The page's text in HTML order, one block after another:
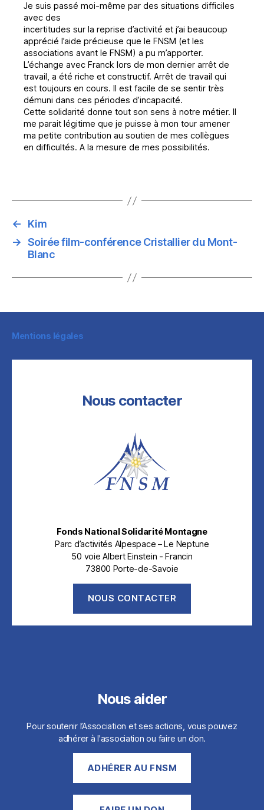
Je suis passé moi-même par des situations difficiles
avec des
incertitudes sur la reprise d’activité et j’ai beaucoup
apprécié l’aide précieuse que le FNSM (et les
associations avant le FNSM) a pu m’apporter.
L’échange avec Franck lors de mon dernier arrêt de
travail, a été riche et constructif. Arrêt de travail qui
est toujours en cours. Il est facile de se sentir très
démuni dans ces périodes d’incapacité.
Cette solidarité donne tout son sens à notre métier. Il
me parait légitime que je puisse à mon tour amener
ma petite contribution au soutien de mes collègues
en difficultés. A la mesure de mes possibilités.
←
Kim
→ Soirée film-conférence Cristallier du Mont-
Blanc
Mentions légales
Nous contacter
Fonds National Solidarité Montagne
Parc d’activités Alpespace – Le Neptune
50 voie Albert Einstein - Francin
73800 Porte-de-Savoie
NOUS CONTACTER
Nous aider
Pour soutenir l’Association et ses actions, vous pouvez
adhérer à l'association ou faire un don.
ADHÉRER AU FNSM